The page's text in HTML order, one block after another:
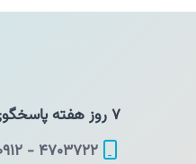
۴۷۰۳۷۲۲ - ۰۹۱۲